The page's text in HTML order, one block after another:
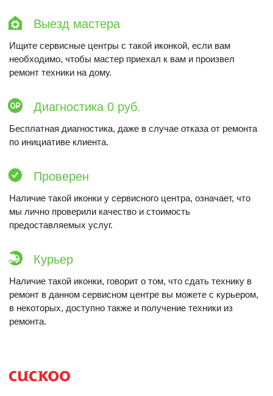
Выезд мастера
Ищите сервисные центры с такой иконкой, если вам
необходимо, чтобы мастер приехал к вам и произвел
ремонт техники на дому.
Диагностика 0 руб.
Бесплатная диагностика, даже в случае отказа от ремонта
по инициативе клиента.
Проверен
Наличие такой иконки у сервисного центра, означает, что
мы лично проверили качество и стоимость
предоставляемых услуг.
Курьер
Наличие такой иконки, говорит о том, что сдать технику в
ремонт в данном сервисном центре вы можете с курьером,
в некоторых, доступно также и получение техники из
ремонта.